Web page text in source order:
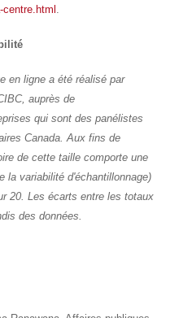
.
en ligne a été réalisé par
auprès de
qui sont des panélistes
Canada. Aux fins de
de cette taille comporte une
la variabilité d'échantillonnage)
20. Les écarts entre les totaux
des données.